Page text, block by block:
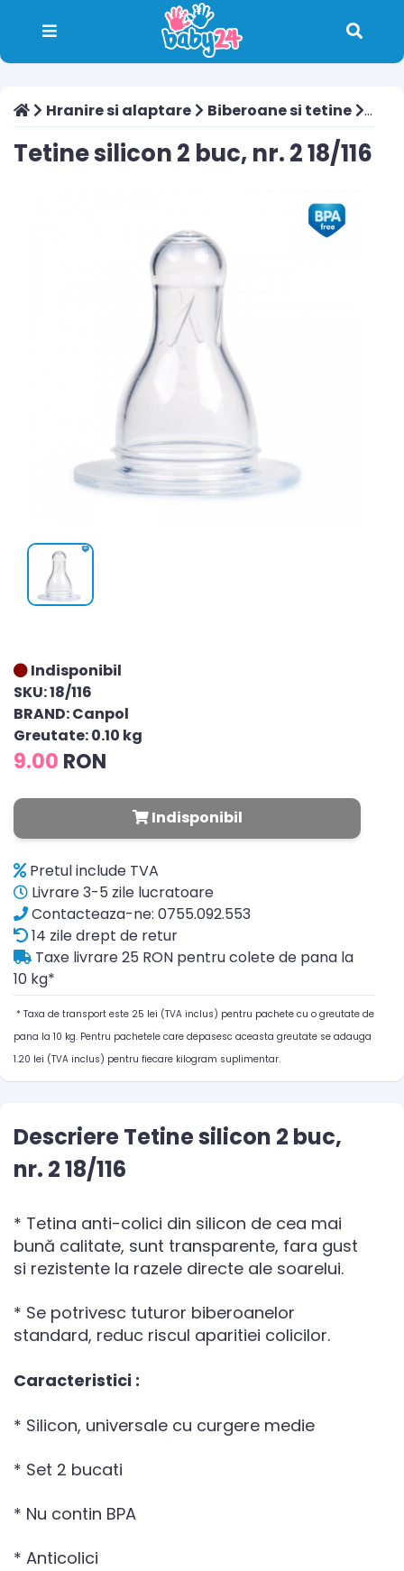
Hranire si alaptare Biberoane si tetine
Tetine silicon 2 buc, nr. 2 18/116
Indisponibil
SKU: 18/116
BRAND: Canpol
Greutate: 0.10 kg
9.00 RON
Indisponibil
Pretul include TVA
Livrare 3-5 zile lucratoare
Contacteaza-ne: 0755.092.553
14 zile drept de retur
Taxe livrare 25 RON pentru colete de pana la
10 kg*
* Taxa de transport este 25 lei (TVA inclus) pentru pachete cu o greutate de
pana la 10 kg. Pentru pachetele care depasesc aceasta greutate se adauga
1.20 lei (TVA inclus) pentru fiecare kilogram suplimentar.
Descriere Tetine silicon 2 buc,
nr. 2 18/116
* Tetina anti-colici din silicon de cea mai
bună calitate, sunt transparente, fara gust
si rezistente la razele directe ale soarelui.
* Se potrivesc tuturor biberoanelor
standard, reduc riscul aparitiei colicilor.
Caracteristici :
* Silicon, universale cu curgere medie
* Set 2 bucati
* Nu contin BPA
* Anticolici